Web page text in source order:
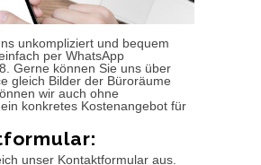
unkompliziert und bequem
per WhatsApp
Gerne können Sie uns über
gleich Bilder der Büroräume
wir auch ohne
konkretes Kostenangebot für
unser Kontaktformular aus.